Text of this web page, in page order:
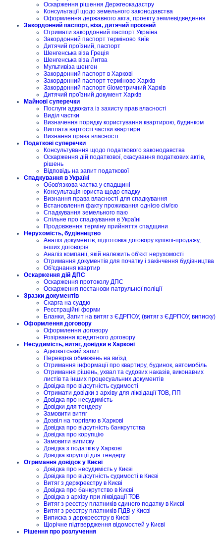
Оскарження рішення Держгеокадастру
Консультації щодо земельного законодавства
Оформлення державного акта, проекту землевідведення
Закордонний паспорт, віза, дитячий проїзний
Отримати закордонний паспорт Україна
Закордонний паспорт терміново Київ
Дитячий проїзний, паспорт
Шенгенська віза Греція
Шенгенська віза Литва
Мультивіза шенген
Закордонний паспорт в Харкові
Закордонний паспорт терміново Харків
Закордонний паспорт біометричний Харків
Дитячий проїзний документ Харків
Майнові суперечки
Послуги адвоката із захисту прав власності
Виділ частки
Визначення порядку користування квартирою, будинком
Виплата вартості частки квартири
Визнання права власності
Податкові суперечки
Консультування щодо податкового законодавства
Оскарження дій податкової, скасування податкових актів,
рішень
Відповідь на запит податкової
Спадкування в Україні
Обов'язкова частка у спадщині
Консультація юриста щодо спадку
Визнання права власності для спадкування
Встановлення факту проживання однією сім'єю
Спадкування земельного паю
Спільне про спадкування в Україні
Продовження терміну прийняття спадщини
Нерухомість, будівництво
Аналіз документів, підготовка договору купівлі-продажу,
інших договорів
Аналіз компанії, якій належить об'єкт нерухомості
Отримання документів для початку і закінчення будівництва
Об'єднання квартир
Оскарження дій ДПС
Оскарження протоколу ДПС
Оскарження постанови патрульної поліції
Зразки документів
Скарга на суддю
Реєстраційні форми
Бланки, Запит на витяг з ЄДРПОУ, (витяг з ЄДРПОУ, виписку)
Оформлення договору
Оформлення договору
Розірвання кредитного договору
Несудимість, витяг, довідки в Харкові
Адвокатський запит
Перевірка обмежень на виїзд
Отримання інформації про квартиру, будинок, автомобіль
Отримання рішень, ухвал та судових наказів, виконавчих
листів та інших процесуальних документів
Довідка про відсутність судимості
Отримати довідки з архіву для ліквідації ТОВ, ПП
Довідка про несудимість
Довідки для тендеру
Замовити витяг
Дозвіл на торгівлю в Харкові
Довідка про відсутність банкрутства
Довідка про корупцію
Замовити виписку
Довідка з податків у Харкові
Довідка корупції для тендеру
Отримання довідок у Києві
Довідка про несудимість у Києві
Довідка про відсутність судимості в Києві
Витяг з держреєстру в Києві
Довідка про банкрутство в Києві
Довідка з архіву при ліквідації ТОВ
Витяг з реєстру платників єдиного податку в Києві
Витяг з реєстру платників ПДВ у Києві
Виписка з держреєстру в Києві
Щорічне підтвердження відомостей у Києві
Рішення про розлучення